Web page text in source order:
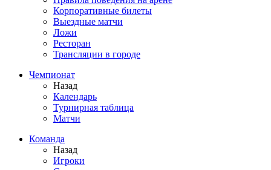
Корпоративные билеты
Выездные матчи
Ложи
Ресторан
Трансляции в городе
Чемпионат
Назад
Календарь
Турнирная таблица
Матчи
Команда
Назад
Игроки